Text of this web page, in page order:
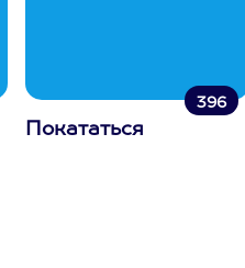
396
Покататься